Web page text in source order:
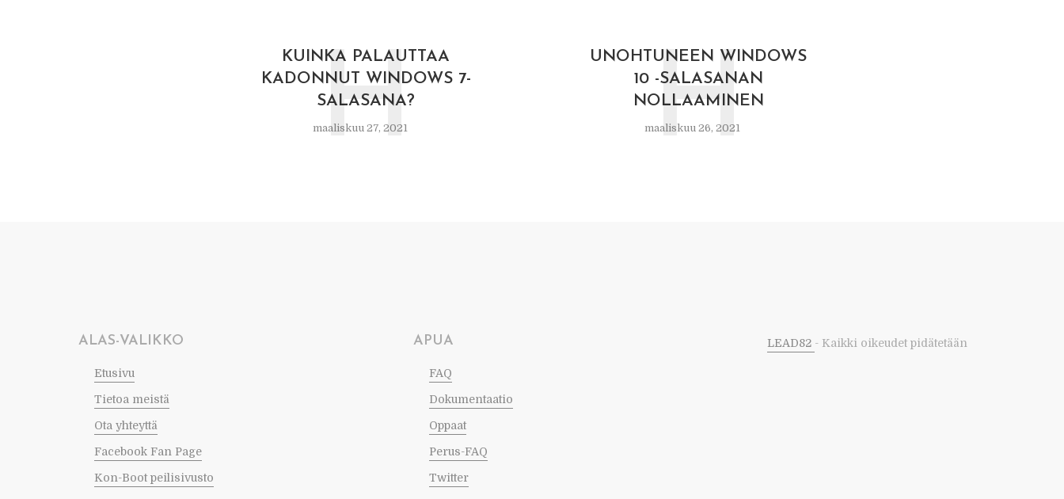
KUINKA PALAUTTAA
KADONNUT WINDOWS 7-
SALASANA?
maaliskuu 27, 2021
H
UNOHTUNEEN WINDOWS
10 -SALASANAN
NOLLAAMINEN
maaliskuu 26, 2021
H
ALAS-VALIKKO
Etusivu
Tietoa meistä
Ota yhteyttä
Facebook Fan Page
Kon-Boot peilisivusto
APUA
FAQ
Dokumentaatio
Oppaat
Perus-FAQ
Twitter
LEAD82 - Kaikki oikeudet pidätetään